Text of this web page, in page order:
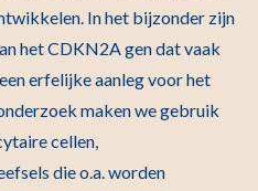
In het bijzonder zijn
het CDKN2A gen dat vaak
erfelijke aanleg voor het
maken we gebruik
cellen,
die o.a. worden